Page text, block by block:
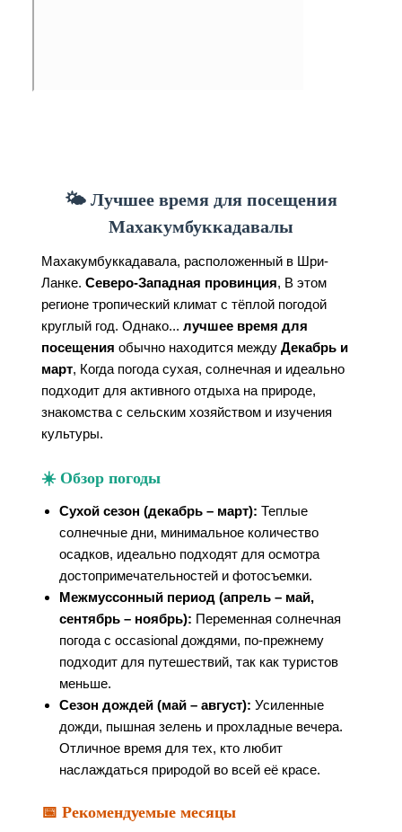
🌤️ Лучшее время для посещения
Махакумбуккадавалы
Махакумбуккадавала, расположенный в Шри-
Ланке. Северо-Западная провинция, В этом
регионе тропический климат с тёплой погодой
круглый год. Однако... лучшее время для
посещения обычно находится между Декабрь и
март, Когда погода сухая, солнечная и идеально
подходит для активного отдыха на природе,
знакомства с сельским хозяйством и изучения
культуры.
☀️ Обзор погоды
Сухой сезон (декабрь – март): Теплые
солнечные дни, минимальное количество
осадков, идеально подходят для осмотра
достопримечательностей и фотосъемки.
Межмуссонный период (апрель – май,
сентябрь – ноябрь): Переменная солнечная
погода с occasional дождями, по-прежнему
подходит для путешествий, так как туристов
меньше.
Сезон дождей (май – август): Усиленные
дожди, пышная зелень и прохладные вечера.
Отличное время для тех, кто любит
наслаждаться природой во всей её красе.
📅 Рекомендуемые месяцы